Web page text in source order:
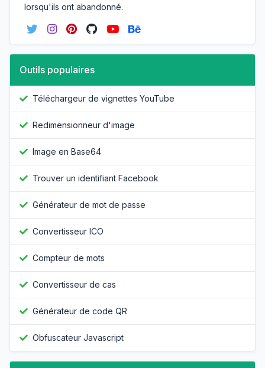
lorsqu'ils ont abandonné.
Outils populaires
Téléchargeur de vignettes YouTube
Redimensionneur d'image
Image en Base64
Trouver un identifiant Facebook
Générateur de mot de passe
Convertisseur ICO
Compteur de mots
Convertisseur de cas
Générateur de code QR
Obfuscateur Javascript